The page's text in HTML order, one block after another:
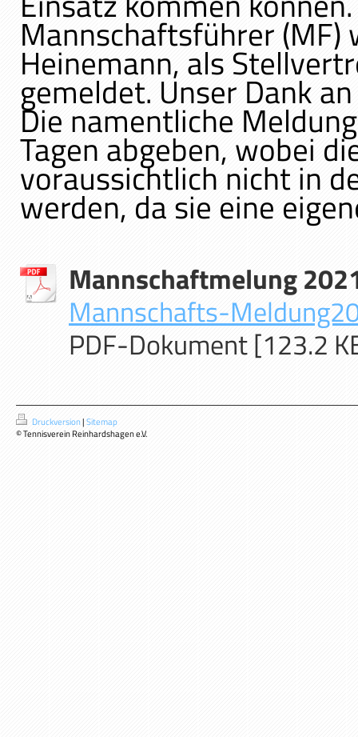
Mannschaftsführer (MF)
Heinemann, als
gemeldet. Unser Dank
Die namentliche
Tagen abgeben, wobei
voraussichtlich nicht in
werden, da sie eine
Mannschaftmelung
Mannschafts-
PDF-Dokument [123.2
Druckversion|Sitemap
© Tennisverein Reinhardshagen e.V.